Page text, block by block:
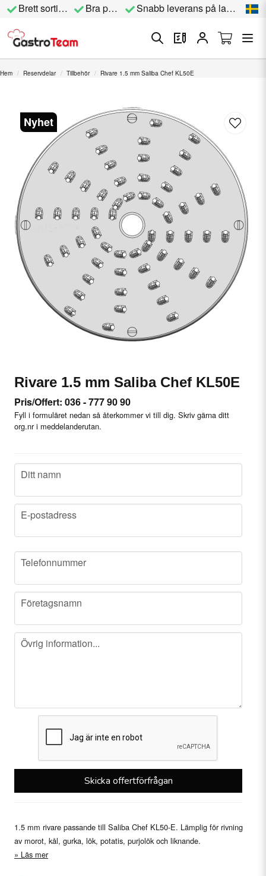
Brett sortiment Bra priser Snabb leverans på lagervara
Hem Reservdelar Tillbehör Rivare 1.5 mm Saliba Chef KL50E
Nyhet
Rivare 1.5 mm Saliba Chef KL50E
Pris/Offert: 036 - 777 90 90
Fyll i formuläret nedan så återkommer vi till dig. Skriv gärna ditt
org.nr i meddelanderutan.
name
Ditt namn
email
E-postadress
phone
Telefonnummer
company
Företagsnamn
message
Övrig information...
Skicka offertförfrågan
1.5 mm rivare passande till Saliba Chef KL50-E. Lämplig för rivning
av morot, kål, gurka, lök, potatis, purjolök och liknande.
Läs mer